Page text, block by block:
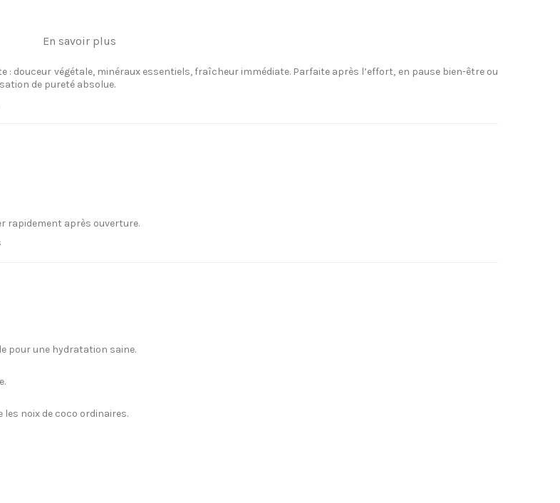
En savoir plus
douceur végétale, minéraux essentiels, fraîcheur immédiate. Parfaite après l’effort, en pause bien-être ou
de pureté absolue.
rapidement après ouverture.
pour une hydratation saine.
noix de coco ordinaires.